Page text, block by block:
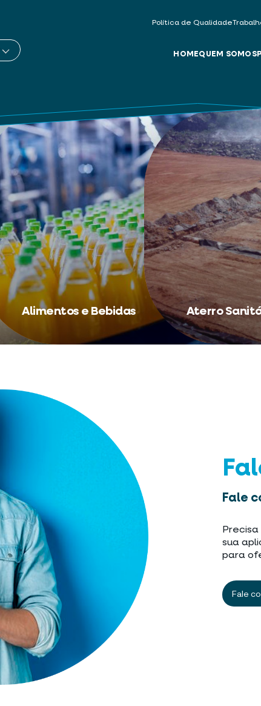
Política de Qualidade
HOMEQUEM SOMOS
Alimentos e Bebidas Aterro
Fale
sua
para
Fale